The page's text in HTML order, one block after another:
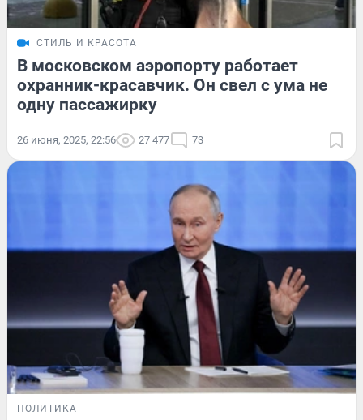
СТИЛЬ И КРАСОТА
В московском аэропорту работает
охранник-красавчик. Он свел с ума не
одну пассажирку
26 июня, 2025, 22:56 27 477 73
ПОЛИТИКА